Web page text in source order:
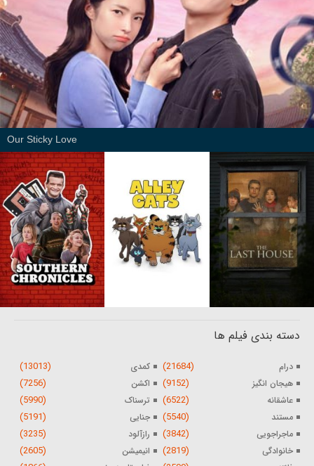
Our Sticky Love
دسته بندی فیلم ها
درام (21684) کمدی (13013)
هیجان انگیز (9152) اکشن (7256)
عاشقانه (6522) ترسناک (5990)
مستند (5540) جنایی (5191)
ماجراجویی (3842) رازآلود (3235)
خانوادگی (2819) انیمیشن (2605)